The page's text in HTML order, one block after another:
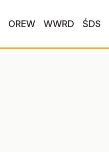
OREW WWRD ŚDS